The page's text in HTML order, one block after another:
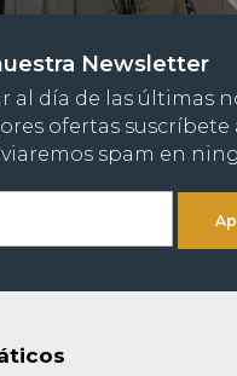
Newsletter
al día de las últimas
ofertas suscríbete
spam en